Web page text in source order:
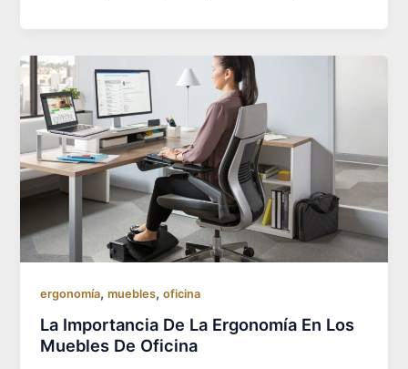
ergonomía,muebles,oficina
La Importancia De La Ergonomía En Los
Muebles De Oficina